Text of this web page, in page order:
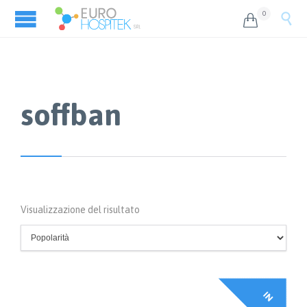
 0 
soffban
Visualizzazione del risultato
I
N
F
F
E
R
T
A